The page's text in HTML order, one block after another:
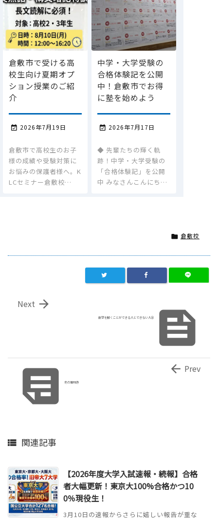
倉敷市で受ける高
校生向け夏期オプ
ション授業のご紹
介
 2026年7月19日
倉敷市で高校生のお子
様の成績や受験対策に
お悩みの保護者様へ。K
LCセミナー倉敷校…
中学・大学受験の
合格体験記を公開
中！倉敷市でお得
に塾を始めよう
 2026年7月17日
◆ 先輩たちの輝く軌
跡！中学・大学受験の
「合格体験記」を公開
中 みなさんこんにち…
 倉敷校

数学を解くことができる人とできない人④

Next
冬の風物詩
 Prev
 関連記事
【2026年度大学入試速報・続報】合格
者大幅更新！東京大100%合格かつ10
0％現役生！
3月10日の速報からさらに嬉しい報告が重な